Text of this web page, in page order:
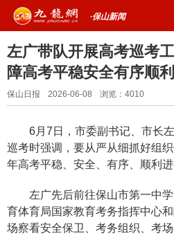
·保山新闻
左广带队开展高考巡考
障高考平稳安全有序顺
保山日报 2026-06-08 浏览： 4010
6月7日，市委副书记、市长左
巡考时强调，要从严从细抓好组
年高考平稳、安全、有序、顺利进
左广先后前往保山市第一中学
育体育局国家教育考务指挥中心
场察看安全保卫、考务组织、考